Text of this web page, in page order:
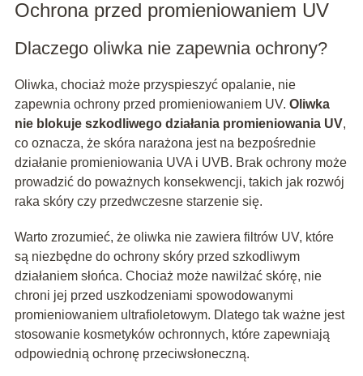
Ochrona przed promieniowaniem UV
Dlaczego oliwka nie zapewnia ochrony?
Oliwka, chociaż może przyspieszyć opalanie, nie
zapewnia ochrony przed promieniowaniem UV. Oliwka
nie blokuje szkodliwego działania promieniowania UV,
co oznacza, że skóra narażona jest na bezpośrednie
działanie promieniowania UVA i UVB. Brak ochrony może
prowadzić do poważnych konsekwencji, takich jak rozwój
raka skóry czy przedwczesne starzenie się.
Warto zrozumieć, że oliwka nie zawiera filtrów UV, które
są niezbędne do ochrony skóry przed szkodliwym
działaniem słońca. Chociaż może nawilżać skórę, nie
chroni jej przed uszkodzeniami spowodowanymi
promieniowaniem ultrafioletowym. Dlatego tak ważne jest
stosowanie kosmetyków ochronnych, które zapewniają
odpowiednią ochronę przeciwsłoneczną.